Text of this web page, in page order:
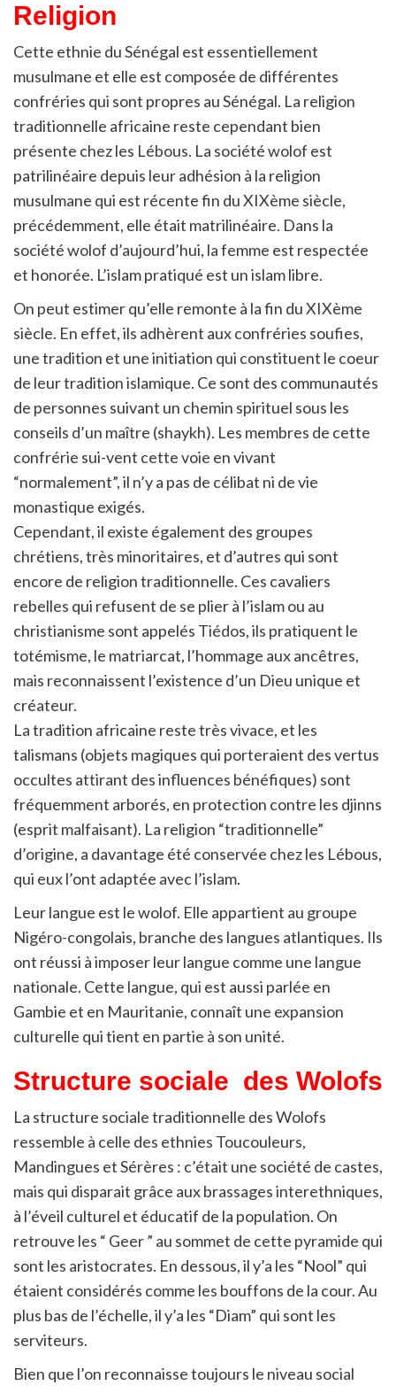
Religion
Cette ethnie du Sénégal est essentiellement
musulmane et elle est composée de différentes
confréries qui sont propres au Sénégal. La religion
traditionnelle africaine reste cependant bien
présente chez les Lébous. La société wolof est
patrilinéaire depuis leur adhésion à la religion
musulmane qui est récente fin du XIXème siècle,
précédemment, elle était matrilinéaire. Dans la
société wolof d’aujourd’hui, la femme est respectée
et honorée. L’islam pratiqué est un islam libre.
On peut estimer qu’elle remonte à la fin du XIXème
siècle. En effet, ils adhèrent aux confréries soufies,
une tradition et une initiation qui constituent le coeur
de leur tradition islamique. Ce sont des communautés
de personnes suivant un chemin spirituel sous les
conseils d’un maître (shaykh). Les membres de cette
confrérie sui-vent cette voie en vivant
“normalement”, il n’y a pas de célibat ni de vie
monastique exigés.
Cependant, il existe également des groupes
chrétiens, très minoritaires, et d’autres qui sont
encore de religion traditionnelle. Ces cavaliers
rebelles qui refusent de se plier à l’islam ou au
christianisme sont appelés Tiédos, ils pratiquent le
totémisme, le matriarcat, l’hommage aux ancêtres,
mais reconnaissent l’existence d’un Dieu unique et
créateur.
La tradition africaine reste très vivace, et les
talismans (objets magiques qui porteraient des vertus
occultes attirant des influences bénéfiques) sont
fréquemment arborés, en protection contre les djinns
(esprit malfaisant). La religion “traditionnelle”
d’origine, a davantage été conservée chez les Lébous,
qui eux l’ont adaptée avec l’islam.
Leur langue est le wolof. Elle appartient au groupe
Nigéro-congolais, branche des langues atlantiques. Ils
ont réussi à imposer leur langue comme une langue
nationale. Cette langue, qui est aussi parlée en
Gambie et en Mauritanie, connaît une expansion
culturelle qui tient en partie à son unité.
Structure sociale des Wolofs
La structure sociale traditionnelle des Wolofs
ressemble à celle des ethnies Toucouleurs,
Mandingues et Sérères : c’était une société de castes,
mais qui disparait grâce aux brassages interethniques,
à l’éveil culturel et éducatif de la population. On
retrouve les “ Geer ” au sommet de cette pyramide qui
sont les aristocrates. En dessous, il y’a les “Nool” qui
étaient considérés comme les bouffons de la cour. Au
plus bas de l’échelle, il y’a les “Diam” qui sont les
serviteurs.
Bien que l’on reconnaisse toujours le niveau social